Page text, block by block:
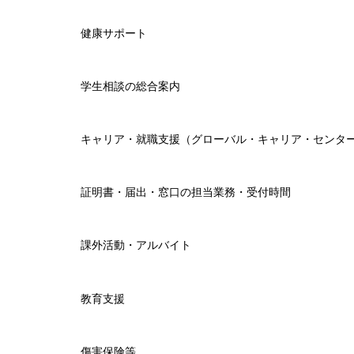
健康サポート
学生相談の総合案内
キャリア・就職支援（グローバル・キャリア・センタ
証明書・届出・窓口の担当業務・受付時間
課外活動・アルバイト
教育支援